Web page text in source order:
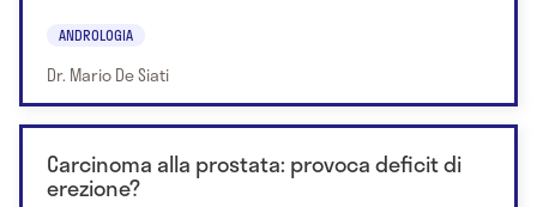
ANDROLOGIA
Dr. Mario De Siati
Carcinoma alla prostata: provoca deficit di
erezione?